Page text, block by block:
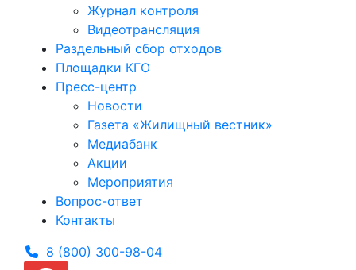
Журнал контроля
Видеотрансляция
Раздельный сбор отходов
Площадки КГО
Пресс-центр
Новости
Газета «Жилищный вестник»
Медиабанк
Акции
Мероприятия
Вопрос-ответ
Контакты
8 (800) 300-98-04